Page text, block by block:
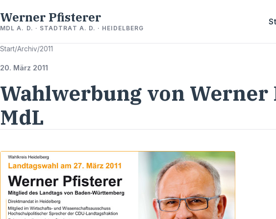
Werner Pfisterer
MDL A. D. · STADTRAT A. D. · HEIDELBERG
Start/Archiv/2011
20. März 2011
Wahlwerbung von
MdL